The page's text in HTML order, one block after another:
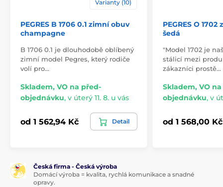
Varianty (10)
PEGRES B 1706 0.1 zimní obuv
champagne
B 1706 0.1 je dlouhodobě oblíbený
zimní model Pegres, který rodiče
volí pro…
Skladem, VO na před-
objednávku, v úterý 11. 8. u vás
od 1 562,94 Kč Detail
PEGRES O
šedá
"Model 1702 je
stálicí mezi
zákazníci prostě…
Skladem, VO
objednávku, v
od 1 568,00 Kč
Česká firma - Česká výroba
Domácí výroba = kvalita, rychlá komunikace a snadné
opravy.